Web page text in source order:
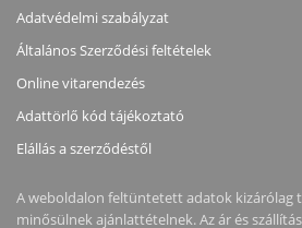
Adatvédelmi szabályzat
Általános Szerződési feltételek
Online vitarendezés
Adattörlő kód tájékoztató
Elállás a szerződéstől
A weboldalon feltüntetett adatok kizárólag
minősülnek ajánlattételnek. Az ár és